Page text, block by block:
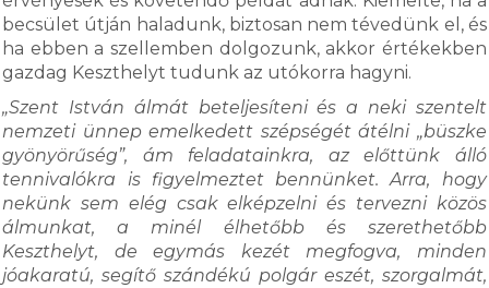
becsület útján haladunk, biztosan nem tévedünk el, és
ha ebben a szellemben dolgozunk, akkor értékekben
gazdag Keszthelyt tudunk az utókorra hagyni.
„Szent István álmát beteljesíteni és a neki szentelt
nemzeti ünnep emelkedett szépségét átélni „büszke
gyönyörűség”, ám feladatainkra, az előttünk álló
tennivalókra is figyelmeztet bennünket. Arra, hogy
nekünk sem elég csak elképzelni és tervezni közös
álmunkat, a minél élhetőbb és szerethetőbb
Keszthelyt, de egymás kezét megfogva, minden
jóakaratú, segítő szándékú polgár eszét, szorgalmát,